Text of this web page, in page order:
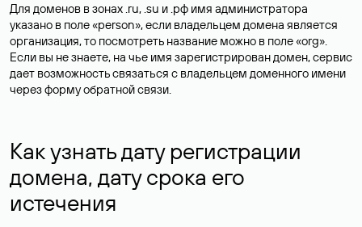
Для доменов в зонах .ru, .su и .рф имя администратора
указано в поле «person», если владельцем домена является
организация, то посмотреть название можно в поле «org».
Если вы не знаете, на чье имя зарегистрирован домен, сервис
дает возможность связаться с владельцем доменного имени
через форму обратной связи.
Как узнать дату регистрации
домена, дату срока его
истечения